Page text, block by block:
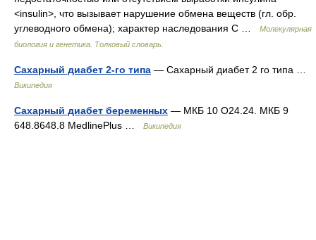
<insulin>, что вызывает нарушение обмена веществ (гл. обр.
углеводного обмена); характер наследования С …
Молекулярная
биология и генетика. Толковый словарь.
Сахарный диабет 2-го типа — Сахарный диабет 2 го типа …
Википедия
Сахарный диабет беременных — МКБ 10 O24.24. МКБ 9
648.8648.8 MedlinePlus …
Википедия